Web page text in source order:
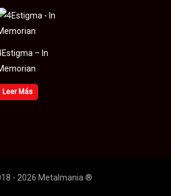
– In
Leer Más
- 2026 Metalmania ®